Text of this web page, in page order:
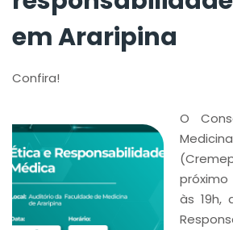
em Araripina
Confira!
O
às 19h,